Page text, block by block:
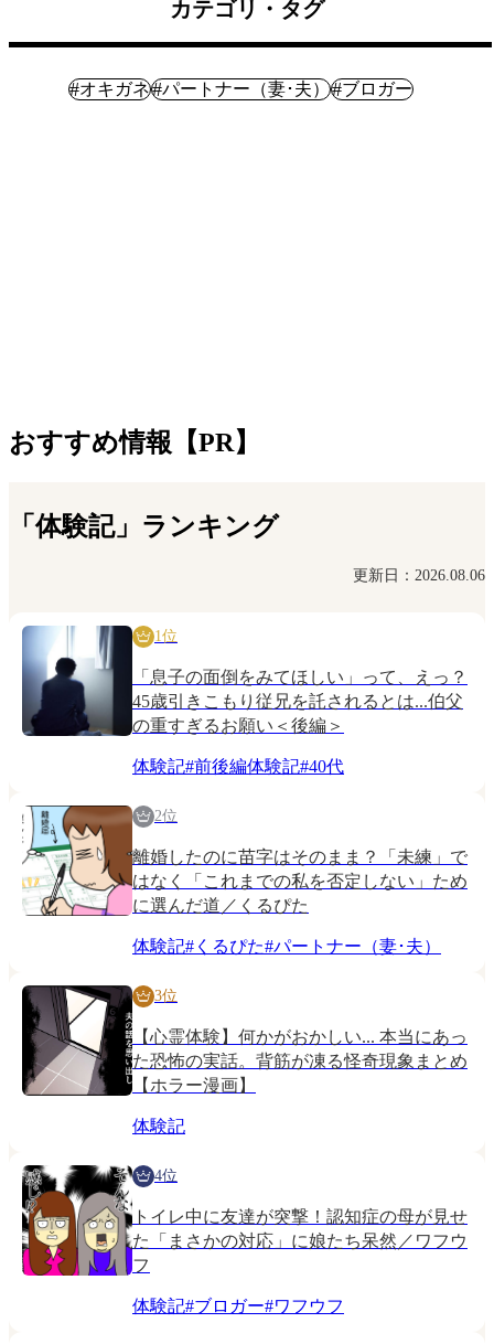
カテゴリ・タグ
#オキガネ#パートナー（妻･夫）#ブロガー
おすすめ情報【PR】
「体験記」ランキング
更新日：2026.08.06
1位
「息子の面倒をみてほしい」って、えっ？
45歳引きこもり従兄を託されるとは...伯父
の重すぎるお願い＜後編＞
体験記#前後編体験記#40代
2位
離婚したのに苗字はそのまま？「未練」で
はなく「これまでの私を否定しない」ため
に選んだ道／くるぴた
体験記# くるぴた#パートナー（妻･夫）
3位
【心霊体験】何かがおかしい... 本当にあっ
た恐怖の実話。背筋が凍る怪奇現象まとめ
【ホラー漫画】
体験記
4位
トイレ中に友達が突撃！認知症の母が見せ
た「まさかの対応」に娘たち呆然／ワフウ
フ
体験記#ブロガー#ワフウフ